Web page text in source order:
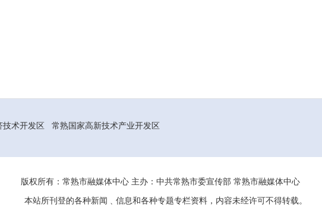
技术开发区 常熟国家高新技术产业开发区
版权所有：常熟市融媒体中心 主办：中共常熟市委宣传部 常熟市融媒体中心
本站所刊登的各种新闻﹑信息和各种专题专栏资料，内容未经许可不得转载。